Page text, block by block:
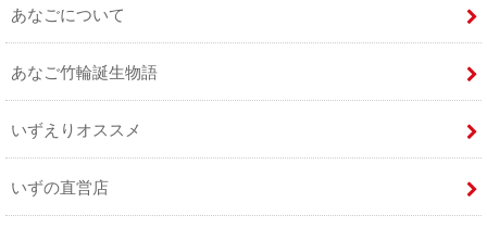
あなごについて
あなご竹輪誕生物語
いずえりオススメ
いずの直営店